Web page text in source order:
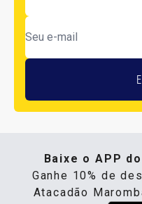
Baixe o APP
Ganhe 10% de
Atacadão